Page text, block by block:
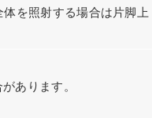
を照射する場合は片脚上
あります。